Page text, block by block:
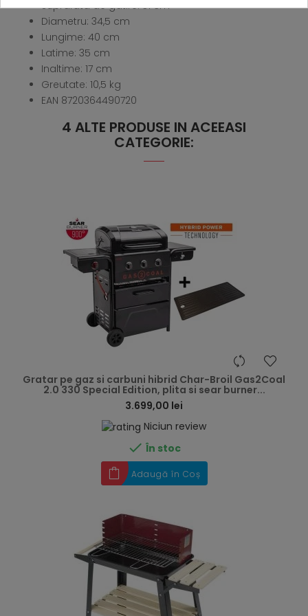
Suprafata de gatire: 31 cm
Diametru: 34,5 cm
Lungime: 40 cm
Latime: 35 cm
Inaltime: 17 cm
Greutate: 10,5 kg
EAN 8720364490720
4 ALTE PRODUSE IN ACEEASI
CATEGORIE:
Gratar pe gaz si carbuni hibrid Char-Broil Gas2Coal
2.0 330 Special Edition, plita si sear burner...
3.699,00 lei
Niciun review
 În stoc
Adaugă în Coș